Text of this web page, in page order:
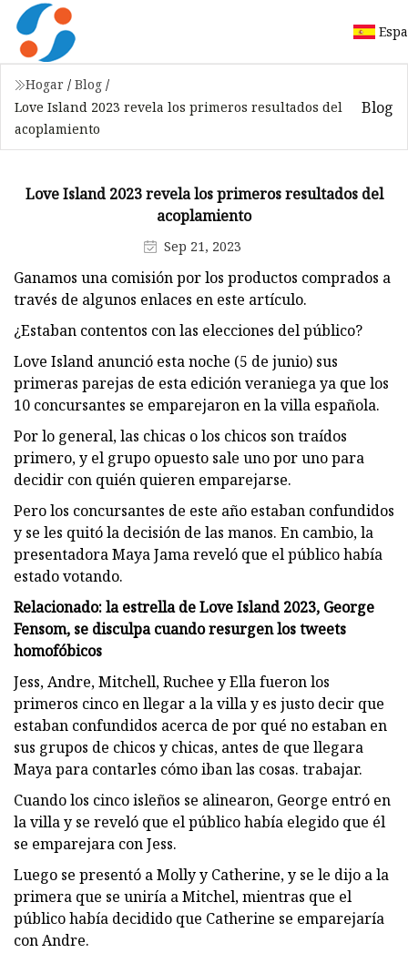
Hogar / Blog /
Love Island 2023 revela los primeros resultados del
acoplamiento
Blog
Love Island 2023 revela los primeros resultados del
acoplamiento
Sep 21, 2023
Ganamos una comisión por los productos comprados a
través de algunos enlaces en este artículo.
¿Estaban contentos con las elecciones del público?
Love Island anunció esta noche (5 de junio) sus
primeras parejas de esta edición veraniega ya que los
10 concursantes se emparejaron en la villa española.
Por lo general, las chicas o los chicos son traídos
primero, y el grupo opuesto sale uno por uno para
decidir con quién quieren emparejarse.
Pero los concursantes de este año estaban confundidos
y se les quitó la decisión de las manos. En cambio, la
presentadora Maya Jama reveló que el público había
estado votando.
Relacionado: la estrella de Love Island 2023, George
Fensom, se disculpa cuando resurgen los tweets
homofóbicos
Jess, Andre, Mitchell, Ruchee y Ella fueron los
primeros cinco en llegar a la villa y es justo decir que
estaban confundidos acerca de por qué no estaban en
sus grupos de chicos y chicas, antes de que llegara
Maya para contarles cómo iban las cosas. trabajar.
Cuando los cinco isleños se alinearon, George entró en
la villa y se reveló que el público había elegido que él
se emparejara con Jess.
Luego se presentó a Molly y Catherine, y se le dijo a la
primera que se uniría a Mitchel, mientras que el
público había decidido que Catherine se emparejaría
con Andre.